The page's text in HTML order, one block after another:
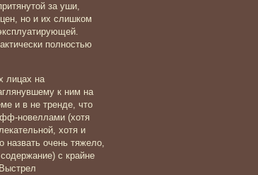
за уши,
но и их слишком
полностью
лицах на
к ним на
и в не тренде, что
новеллами (хотя
хотя и
назвать очень тяжело,
с крайне